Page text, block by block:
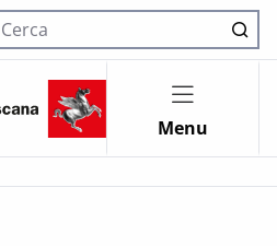
Cerca nel sito
Menu